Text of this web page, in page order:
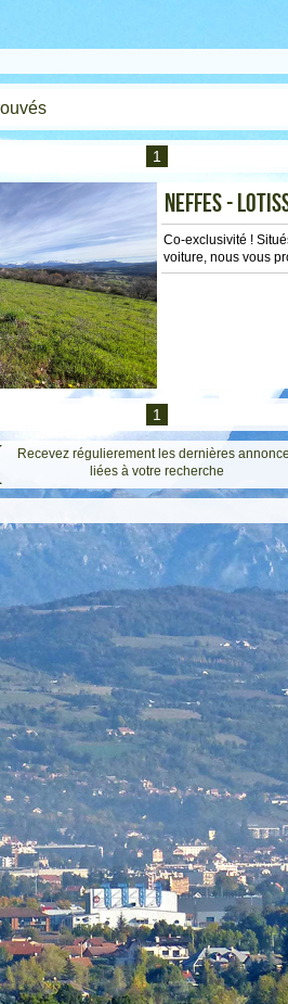
1
NEFFES -
Co-exclusivité !
voiture, nous vous
1
Recevez régulierement les dernières
liées à votre recherche